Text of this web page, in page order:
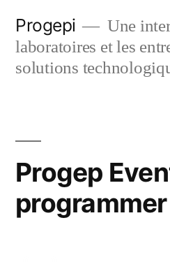
content
Progepi
Une
laboratoires et les
solutions
Progep
programmer